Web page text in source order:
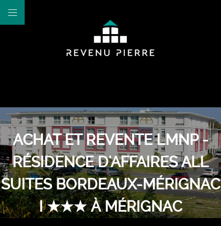
ACHAT ET REVENTE LMNP -
RÉSIDENCE D'AFFAIRES ALL
SUITES BORDEAUX-MÉRIGNAC
I ★★★ À MÉRIGNAC